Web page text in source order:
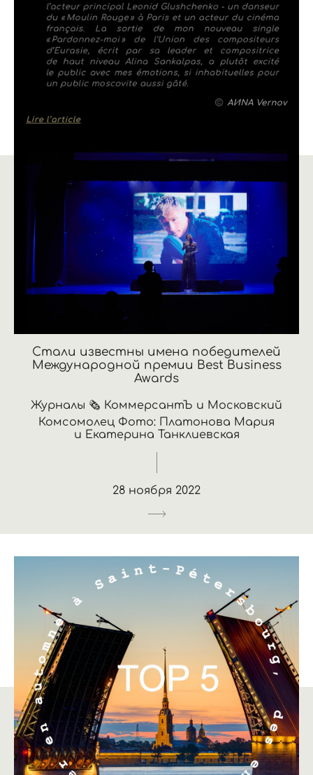
Стали известны имена победителей
Международной премии Best Business
Awards
Журналы 🗞️ КоммерсантЪ и Московский
Комсомолец Фото: Платонова Мария
и Екатерина Танклиевская
28 ноября 2022